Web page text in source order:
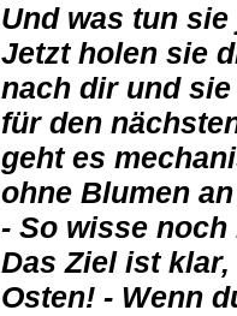
Und was tun
Jetzt holen sie
nach dir und
für den
geht es
ohne Blumen
- So wisse noch
Das Ziel ist
Osten! - Wenn